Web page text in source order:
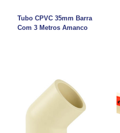
Tubo CPVC 35mm Barra
Com 3 Metros Amanco